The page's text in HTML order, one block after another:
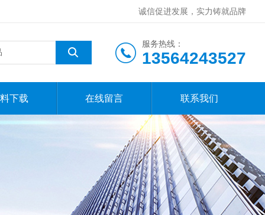
诚信促进发展，实力铸就品牌
服务热线：
13564243527
下载 在线留言 联系我们